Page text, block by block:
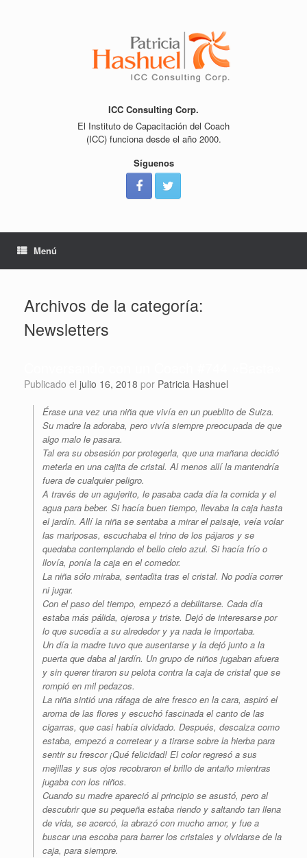
ICC Consulting Corp.
El Instituto de Capacitación del Coach
(ICC) funciona desde el año 2000.
Síguenos
Menú
Archivos de la categoría:
Newsletters
Publicado el julio 16, 2018 por Patricia Hashuel
Érase una vez una niña que vivía en un pueblito de Suiza.
Su madre la adoraba, pero vivía siempre preocupada de que
algo malo le pasara.
Tal era su obsesión por protegerla, que una mañana decidió
meterla en una cajita de cristal. Al menos allí la mantendría
fuera de cualquier peligro.
A través de un agujerito, le pasaba cada día la comida y el
agua para beber. Si hacía buen tiempo, llevaba la caja hasta
el jardín. Allí la niña se sentaba a mirar el paisaje, veía volar
las mariposas, escuchaba el trino de los pájaros y se
quedaba contemplando el bello cielo azul. Si hacía frío o
llovía, ponía la caja en el comedor.
La niña sólo miraba, sentadita tras el cristal. No podía correr
ni jugar.
Con el paso del tiempo, empezó a debilitarse. Cada día
estaba más pálida, ojerosa y triste. Dejó de interesarse por
lo que sucedía a su alrededor y ya nada le importaba.
Un día la madre tuvo que ausentarse y la dejó junto a la
puerta que daba al jardín. Un grupo de niños jugaban afuera
y sin querer tiraron su pelota contra la caja de cristal que se
rompió en mil pedazos.
La niña sintió una ráfaga de aire fresco en la cara, aspiró el
aroma de las flores y escuchó fascinada el canto de las
cigarras, que casi había olvidado. Después, descalza como
estaba, empezó a corretear y a tirarse sobre la hierba para
sentir su frescor ¡Qué felicidad! El color regresó a sus
mejillas y sus ojos recobraron el brillo de antaño mientras
jugaba con los niños.
Cuando su madre apareció al principio se asustó, pero al
descubrir que su pequeña estaba riendo y saltando tan llena
de vida, se acercó, la abrazó con mucho amor, y fue a
buscar una escoba para barrer los cristales y olvidarse de la
caja, para siempre.